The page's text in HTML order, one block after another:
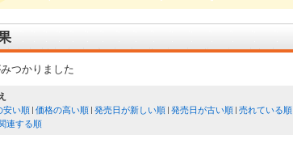
つかりました
安い順 価格の高い順 発売日が新しい順 発売日が古い順 売れている順
連する順